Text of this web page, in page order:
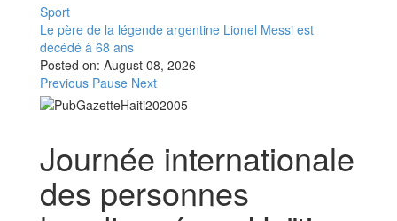
Sport
Le père de la légende argentine Lionel Messi est
décédé à 68 ans
Posted on: August 08, 2026
Previous Pause Next
Journée internationale
des personnes